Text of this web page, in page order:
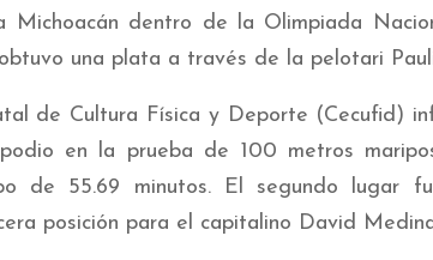
Michoacán dentro de la Olimpiada
una plata a través de la pelotari
de Cultura Física y Deporte (Cecufid)
en la prueba de 100 metros
de 55.69 minutos. El segundo lugar
posición para el capitalino David